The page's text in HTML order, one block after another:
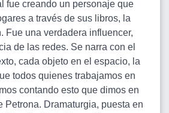
fue creando un personaje que
a través de sus libros, la
Fue una verdadera influencer,
de las redes. Se narra con el
cada objeto en el espacio, la
todos quienes trabajamos en
contando esto que dimos en
Petrona. Dramaturgia, puesta en